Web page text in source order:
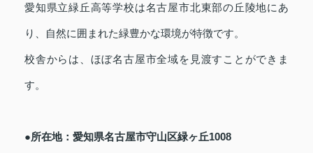
愛知県立緑丘高等学校は名古屋市北東部の丘陵地にあ
り、自然に囲まれた緑豊かな環境が特徴です。
校舎からは、ほぼ名古屋市全域を見渡すことができま
す。
●所在地：愛知県名古屋市守山区緑ヶ丘1008